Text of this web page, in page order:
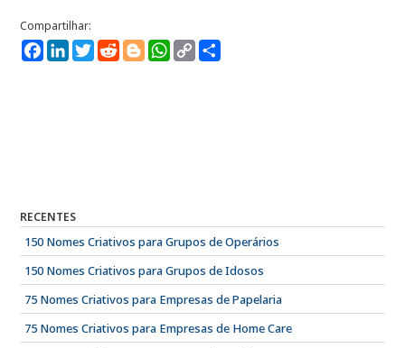
Facebook
LinkedIn
TwitterRedditBloggerWhatsApp
Copy
Link
RECENTES
150 Nomes Criativos para Grupos de Operários
150 Nomes Criativos para Grupos de Idosos
75 Nomes Criativos para Empresas de Papelaria
75 Nomes Criativos para Empresas de Home Care